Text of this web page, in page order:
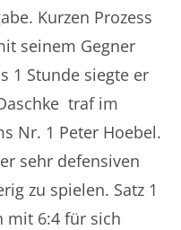
Kurzen Prozess
seinem Gegner
1 Stunde siegte er
traf im
Nr. 1 Peter Hoebel.
sehr defensiven
zu spielen. Satz 1
mit 6:4 für sich